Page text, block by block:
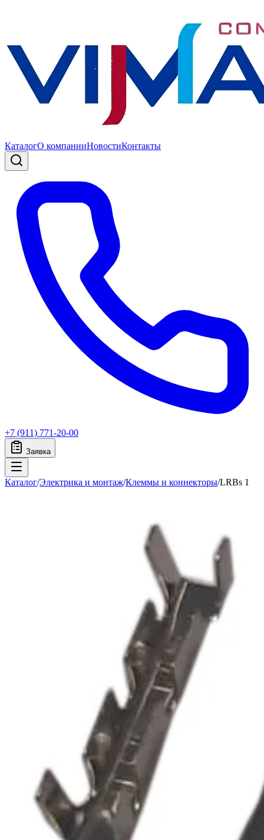
КаталогО компанииНовостиКонтакты
+7 (911) 771-20-00
Заявка
Каталог/Электрика и монтаж/Клеммы и коннекторы/LRBs 1